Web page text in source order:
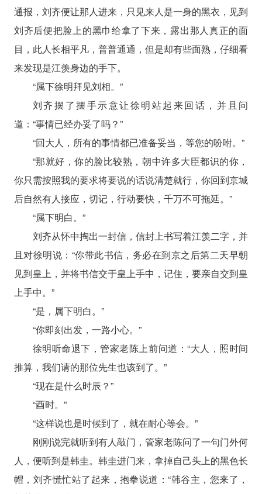
通报，刘齐便让那人进来，只见来人是一身的黑衣，见到
刘齐后便把脸上的黑巾给拿了下来，露出那人真正的面
目，此人长相平凡，普普通通，但是却有些面熟，仔细看
来发现是江羡身边的手下。
“属下徐明拜见刘相。”
刘齐摆了摆手示意让徐明站起来回话，并且问
道：“事情已经办妥了吗？”
“回大人，所有的事情都已准备妥当，等您的吩咐。”
“那就好，你的脸比较熟，朝中许多大臣都识的你，
你只需按照我的要求将要说的话说清楚就行，你回到京城
后自然有人接应，切记，行动要快，千万不可拖延。”
“属下明白。”
刘齐从怀中掏出一封信，信封上书写着江羡二字，并
且对徐明说：“你带此书信，务必在到京之后第二天早朝
见到皇上，并将书信交于皇上手中，记住，要亲自交到皇
上手中。”
“是，属下明白。”
“你即刻出发，一路小心。”
徐明听命退下，管家老陈上前问道：“大人，照时间
推算，我们请的那位先生也该到了。”
“现在是什么时辰？”
“酉时。”
“这样说也是时候到了，就在耐心等会。”
刚刚说完就听到有人敲门，管家老陈问了一句门外何
人，便听到是韩圭。韩圭进门来，拿掉自己头上的黑色长
帽，刘齐慌忙站了起来，抱拳说道：“韩谷主，您来了，